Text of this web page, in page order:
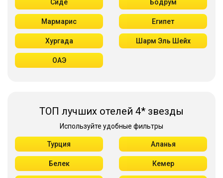
Сиде Бодрум
Мармарис Египет
Хургада Шарм Эль Шейх
ОАЭ
ТОП лучших отелей 4* звезды
Используйте удобные фильтры
Турция Аланья
Белек Кемер